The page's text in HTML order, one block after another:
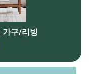
가구/리빙